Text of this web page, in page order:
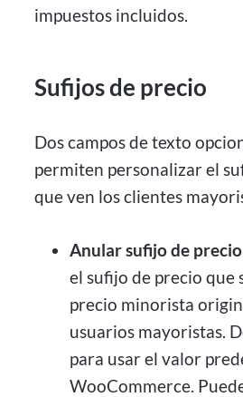
impuestos incluidos.
Sufijos de precio
Dos campos de texto
permiten personalizar el
que ven los clientes
Anular sufijo de
el sufijo de precio que
precio minorista
usuarios mayoristas.
para usar el valor
WooCommerce.